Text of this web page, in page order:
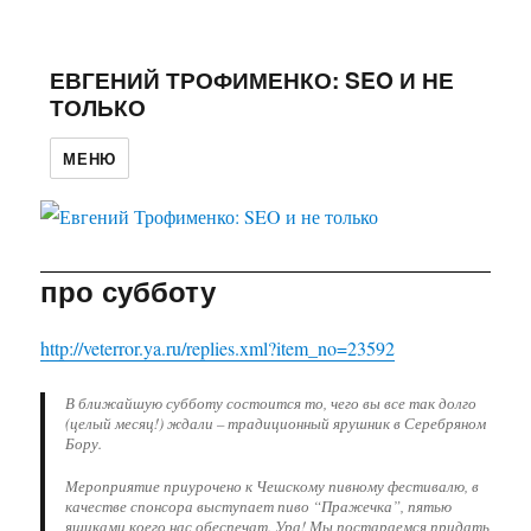
ЕВГЕНИЙ ТРОФИМЕНКО: SEO И НЕ
ТОЛЬКО
МЕНЮ
про субботу
http://veterror.ya.ru/replies.xml?item_no=23592
В ближайшую субботу состоится то, чего вы все так долго
(целый месяц!) ждали – традиционный ярушник в Серебряном
Бору.
Мероприятие приурочено к Чешскому пивному фестивалю, в
качестве спонсора выступает пиво “Пражечка”, пятью
ящиками коего нас обеспечат. Ура! Мы постараемся придать